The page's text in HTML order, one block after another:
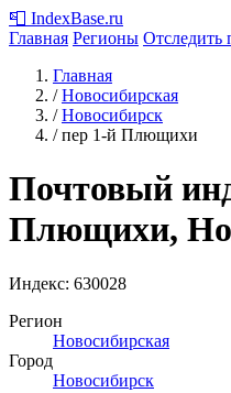
📮 IndexBase.ru
Главная Регионы Отследить
Главная
/ Новосибирская
/ Новосибирск
/ пер 1-й Плющихи
Почтовый
Плющихи,
Индекс: 630028
Регион
Новосибирская
Город
Новосибирск